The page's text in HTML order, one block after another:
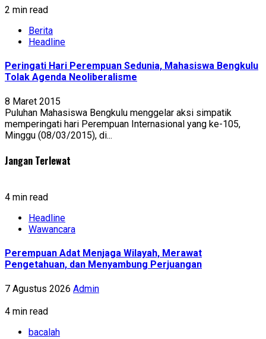
2 min read
Berita
Headline
Peringati Hari Perempuan Sedunia, Mahasiswa Bengkulu
Tolak Agenda Neoliberalisme
8 Maret 2015
Puluhan Mahasiswa Bengkulu menggelar aksi simpatik
memperingati hari Perempuan Internasional yang ke-105,
Minggu (08/03/2015), di...
Jangan Terlewat
4 min read
Headline
Wawancara
Perempuan Adat Menjaga Wilayah, Merawat
Pengetahuan, dan Menyambung Perjuangan
7 Agustus 2026 Admin
4 min read
bacalah